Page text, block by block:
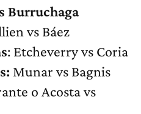
Burruchaga
vs Báez
: Etcheverry vs Coria
Munar vs Bagnis
o Acosta vs